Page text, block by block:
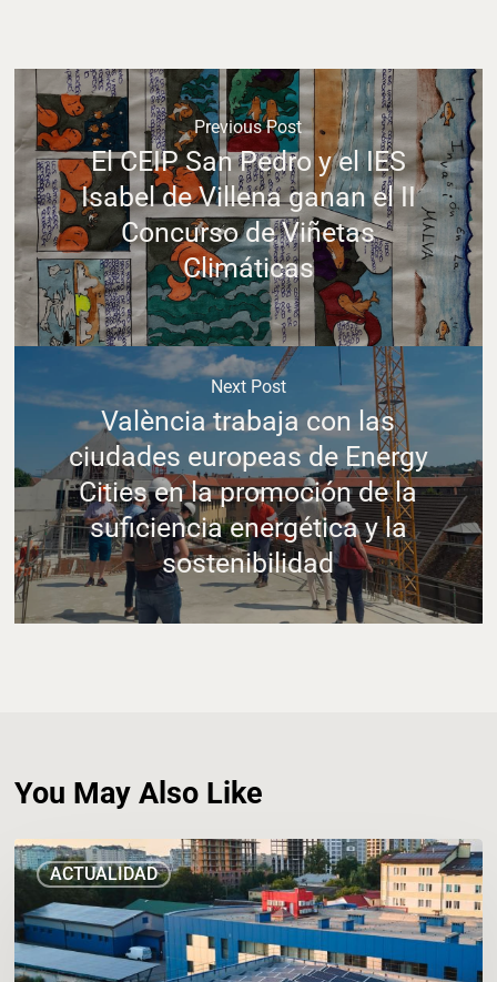
Previous Post
El CEIP San Pedro y el IES
Isabel de Villena ganan el II
Concurso de Viñetas
Climáticas
Next Post
València trabaja con las
ciudades europeas de Energy
Cities en la promoción de la
suficiencia energética y la
sostenibilidad
You May Also Like
ACTUALIDAD
El
Ayuntamiento
expone
durante